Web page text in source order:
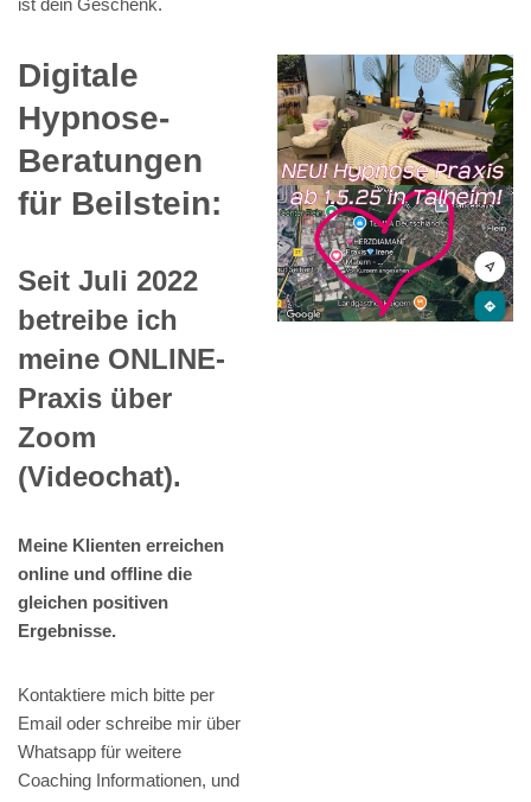
ist dein Geschenk.
Digitale
Hypnose-
Beratungen
für Beilstein:
Seit Juli 2022
betreibe ich
meine ONLINE-
Praxis über
Zoom
(Videochat).
Meine Klienten erreichen
online und offline die
gleichen positiven
Ergebnisse.
Kontaktiere mich bitte per
Email oder schreibe mir über
Whatsapp für weitere
Coaching Informationen, und